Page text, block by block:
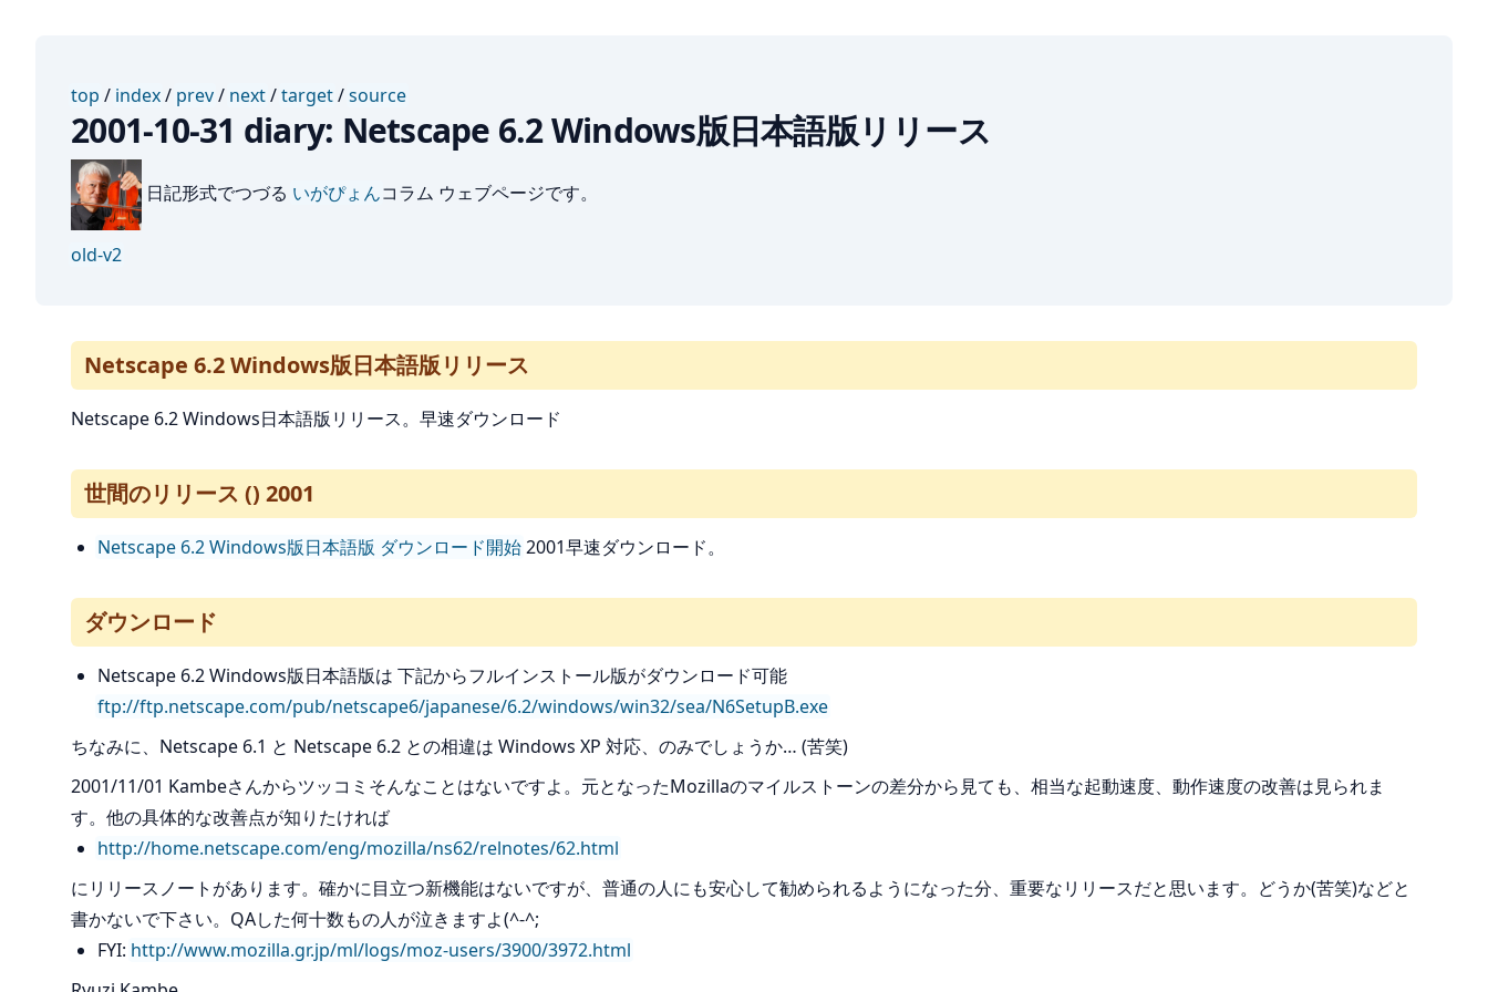
top / index/ prev/ next/target/source
2001-10-31 diary: Netscape 6.2 Windows版日本語版リリース
日記形式でつづる いがぴょんコラム ウェブページです。
old-v2
Netscape 6.2 Windows版日本語版リリース
Netscape 6.2 Windows日本語版リリース。早速ダウンロード
世間のリリース () 2001
Netscape 6.2 Windows版日本語版 ダウンロード開始2001早速ダウンロード。
ダウンロード
Netscape 6.2 Windows版日本語版は 下記からフルインストール版がダウンロード可能
ftp://ftp.netscape.com/pub/netscape6/japanese/6.2/windows/win32/sea/N6SetupB.exe
ちなみに、Netscape 6.1 と Netscape 6.2 との相違は Windows XP 対応、のみでしょうか… (苦笑)
2001/11/01 Kambeさんからツッコミそんなことはないですよ。元となったMozillaのマイルストーンの差分から見ても、相当な起動速度、動作速度の改善は見られま
す。他の具体的な改善点が知りたければ
http://home.netscape.com/eng/mozilla/ns62/relnotes/62.html
にリリースノートがあります。確かに目立つ新機能はないですが、普通の人にも安心して勧められるようになった分、重要なリリースだと思います。どうか(苦笑)などと
書かないで下さい。QAした何十数もの人が泣きますよ(^-^;
FYI: http://www.mozilla.gr.jp/ml/logs/moz-users/3900/3972.html